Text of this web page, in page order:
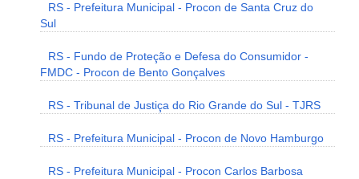
RS - Prefeitura Municipal - Procon de Santa Cruz do
Sul
RS - Fundo de Proteção e Defesa do Consumidor -
FMDC - Procon de Bento Gonçalves
RS - Tribunal de Justiça do Rio Grande do Sul - TJRS
RS - Prefeitura Municipal - Procon de Novo Hamburgo
RS - Prefeitura Municipal - Procon Carlos Barbosa